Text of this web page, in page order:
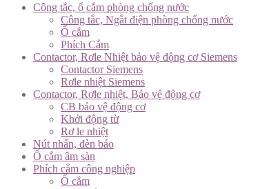
Công tắc, ổ cắm phòng chống nước
Công tắc, Ngắt điện phòng chống nước
Ổ cắm
Phích Cắm
Contactor, Rơle Nhiệt bảo vệ động cơ Siemens
Contactor Siemens
Rơle nhiệt Siemens
Contactor, Rơle nhiệt, Bảo vệ động cơ
CB bảo vệ động cơ
Khởi động từ
Rơ le nhiệt
Nút nhấn, đèn báo
Ổ cắm âm sàn
Phích cắm công nghiệp
Ổ cắm